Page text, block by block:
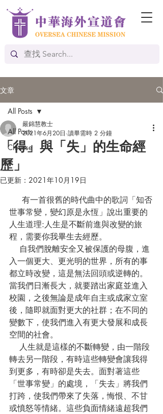
文章
All Posts
Chinese
All Posts
「得」與「失」的生命經
歷」
嚴錦慧教士
2021年6月20日 讀畢需時 2 分鐘
已更新： 2021年10月19日
世事常變，變幻原是永恆」說出重要的
人生道理:人生是不斷前進與改變的旅
程，需要你我畢生去經歷。
入一個更大、更光明的世界，所有的事
都立時改變，這是無法回頭或逆轉的。
當我們日漸長大，就要踏出家庭並進入
校園，之後無論是成年自主或成家立室
後，隨即就面對更大的社群；在不同的
變數下，使我們進入有更大發展和成長
空間的社會。
轉去另一階段，有時這些轉變會讓我得
到更多，有時卻是失去。面對著這些
「世事常變」的處境，「失去」將我們
打跨，使我們帶來了失落，悔恨、不甘
或憤怒等情緒。這些負面情緒遠超我們